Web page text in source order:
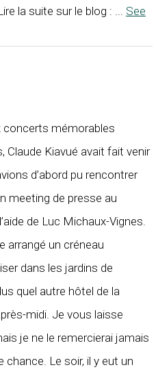
la suite sur le blog :
See
concerts mémorables
Claude Kiavué avait fait venir
d’abord pu rencontrer
meeting de presse au
de Luc Michaux-Vignes.
arrangé un créneau
dans les jardins de
quel autre hôtel de la
midi. Je vous laisse
je ne le remercierai jamais
chance. Le soir, il y eut un